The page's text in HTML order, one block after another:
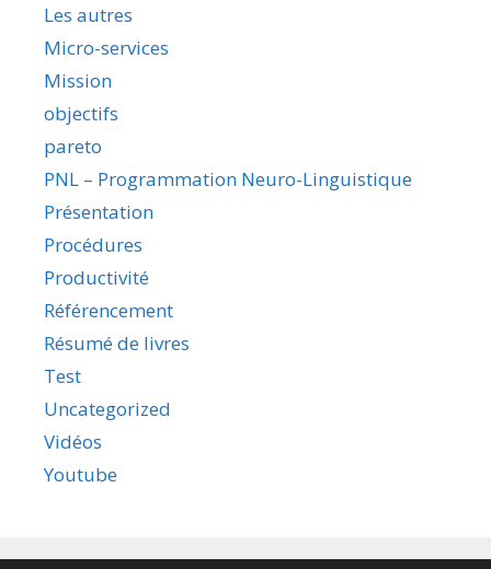
Les autres
Micro-services
Mission
objectifs
pareto
PNL – Programmation Neuro-Linguistique
Présentation
Procédures
Productivité
Référencement
Résumé de livres
Test
Uncategorized
Vidéos
Youtube